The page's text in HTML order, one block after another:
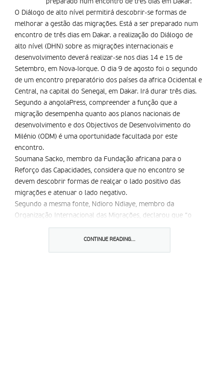
preparado num encontro de três dias em Dakar.
O Diálogo de alto nível permitirá descobrir-se formas de
melhorar a gestão das migrações. Está a ser preparado num
encontro de três dias em Dakar. a realização do Diálogo de
alto nível (DHN) sobre as migrações internacionais e
desenvolvimento deverá realizar-se nos dias 14 e 15 de
Setembro, em Nova-Iorque. O dia 9 de agosto foi o segundo
de um encontro preparatório dos países da africa Ocidental e
Central, na capital do Senegal, em Dakar. Irá durar três dias.
Segundo a angolaPress, compreender a função que a
migração desempenha quanto aos planos nacionais de
desenvolvimento e dos Objectivos de Desenvolvimento do
Milénio (ODM) é uma oportunidade facultada por este
encontro.
Soumana Sacko, membro da Fundação africana para o
Reforço das Capacidades, considera que no encontro se
devem descobrir formas de realçar o lado positivo das
migrações e atenuar o lado negativo.
Segundo a mesma fonte, Ndioro Ndiaye, membro da
Organização Internacional das Migrações, declarou que “o
somente identificarem as melhores práticas no domí­nio da
CONTINUE READING...